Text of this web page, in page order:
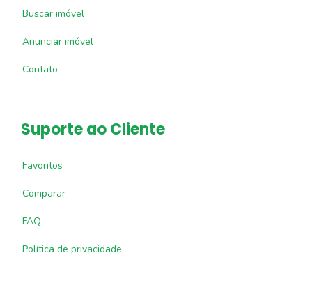
Buscar imóvel
Anunciar imóvel
Contato
Suporte ao Cliente
Favoritos
Comparar
FAQ
Política de privacidade